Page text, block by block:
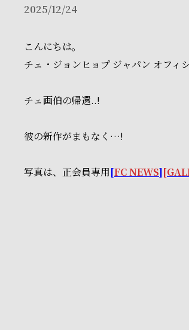
2025/12/24
こんにちは。
チェ・ジョンヒョプ ジャパン オフィ
チェ画伯の帰還..!
彼の新作がまもなく…!
写真は、正会員専用[FC NEWS][